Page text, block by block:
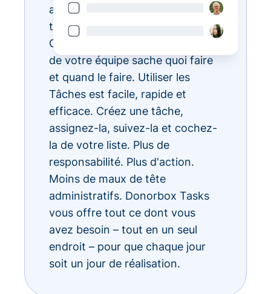
administratives quotidiennes, le
tout au sein de l'écosystème
CRM, pour que chaque membre
de votre équipe sache quoi faire
et quand le faire. Utiliser les
Tâches est facile, rapide et
efficace. Créez une tâche,
assignez-la, suivez-la et cochez-
la de votre liste. Plus de
responsabilité. Plus d'action.
Moins de maux de tête
administratifs. Donorbox Tasks
vous offre tout ce dont vous
avez besoin – tout en un seul
endroit – pour que chaque jour
soit un jour de réalisation.